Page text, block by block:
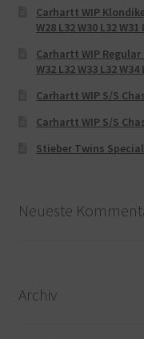
Carhartt WIP
W28 L32 W30 L32
Carhartt WIP Regular
W32 L32 W33 L32 W34
Carhartt WIP S/S
Carhartt WIP S/S
Stieber Twins
Neueste
Archiv